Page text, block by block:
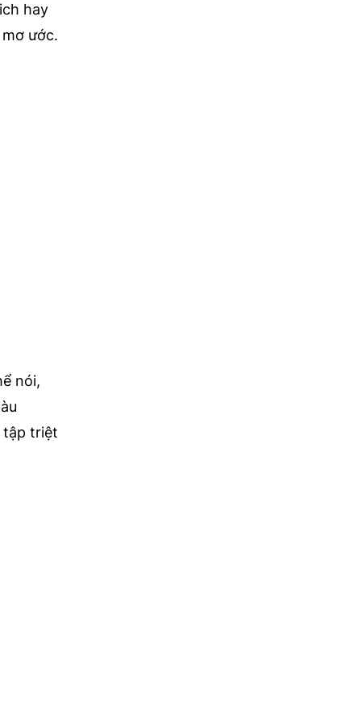
hay
ước.
nói,
tập triệt